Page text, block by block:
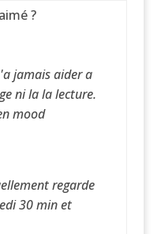
?
jamais aider a
ni la la lecture.
mood
regarde
30 min et